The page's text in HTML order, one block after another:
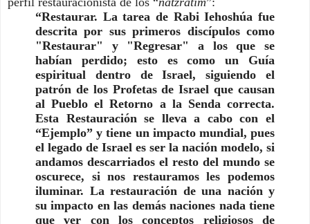
“Restaurar. La tarea de Rabi Iehoshúa fue
descrita por sus primeros discípulos como
"Restaurar" y "Regresar" a los que se
habían perdido; esto es como un Guía
espiritual dentro de Israel, siguiendo el
patrón de los Profetas de Israel que causan
al Pueblo el Retorno a la Senda correcta.
Esta Restauración se lleva a cabo con el
“Ejemplo” y tiene un impacto mundial, pues
el legado de Israel es ser la nación modelo, si
andamos descarriados el resto del mundo se
oscurece, si nos restauramos les podemos
iluminar. La restauración de una nación y
su impacto en las demás naciones nada tiene
que ver con los conceptos religiosos de